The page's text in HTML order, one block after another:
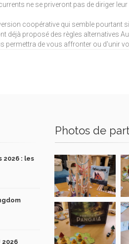
ne se priveront pas de diriger
coopérative qui semble pourtant
déjà proposé des règles alternatives
permettra de vous affronter ou d'unir
2026 : les
2026
Photos de